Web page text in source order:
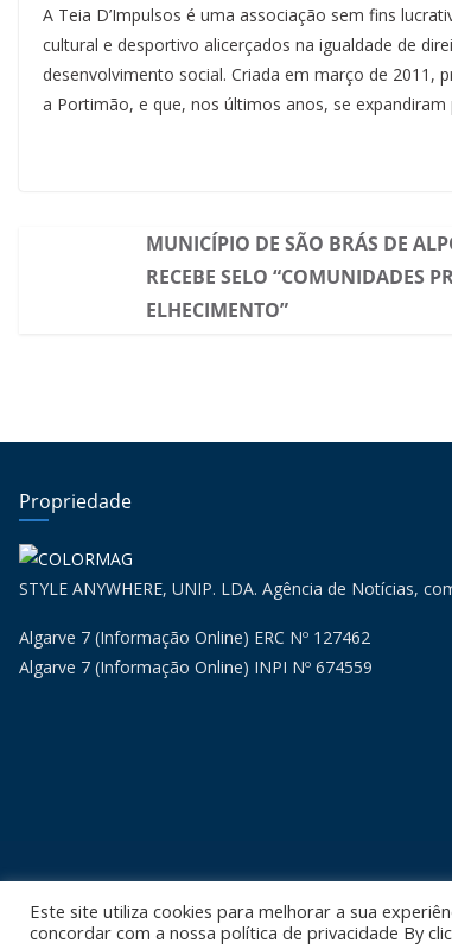
A Teia D’Impulsos é uma associação sem fins
cultural e desportivo alicerçados na igualdade de
desenvolvimento social. Criada em março de 2011,
a Portimão, e que, nos últimos anos, se
MUNICÍPIO DE SÃO BRÁS DE
RECEBE SELO “COMUNIDADES
ELHECIMENTO”
Propriedade
STYLE ANYWHERE, UNIP. LDA. Agência de Notícias,
Algarve 7 (Informação Online) ERC Nº 127462
Algarve 7 (Informação Online) INPI Nº 674559
Este site utiliza cookies para melhorar a sua
concordar com a nossa política de privacidade By